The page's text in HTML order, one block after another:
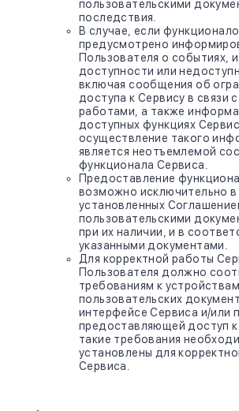
пользовательскими
последствия.
В случае, если
предусмотрено
Пользователя о событиях,
доступности или
включая сообщения об
доступа к Сервису в связи
работами, а также
доступных функциях
осуществление такого
является неотъемлемой
функционала Сервиса.
Предоставление
возможно исключительно в
установленных
пользовательскими
при их наличии, и в
указанными документами.
Для корректной работы
Пользователя должно
требованиям к
пользовательских
интерфейсе Сервиса и/или
предоставляющей доступ к
такие требования
установлены для
Сервиса.